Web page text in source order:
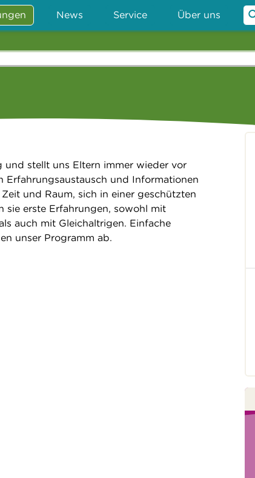
News Service Über uns
stellt uns Eltern immer wieder vor
Erfahrungsaustausch und Informationen
und Raum, sich in einer geschützten
sie erste Erfahrungen, sowohl mit
auch mit Gleichaltrigen. Einfache
unser Programm ab.